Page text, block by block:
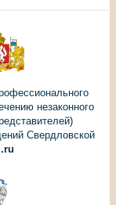
незаконного
Свердловской